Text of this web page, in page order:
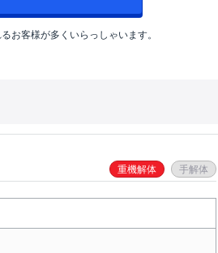
お客様が多くいらっしゃいます。
重機解体 手解体